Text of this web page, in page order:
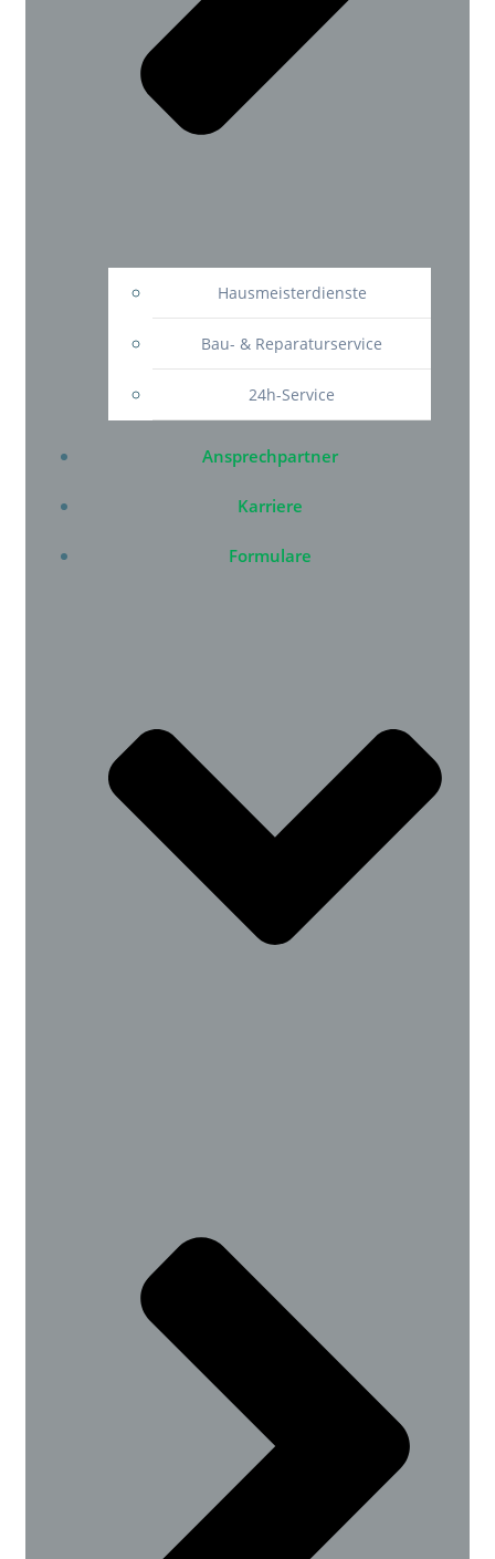
Hausmeisterdienste
Bau- & Reparaturservice
24h-Service
Ansprechpartner
Karriere
Formulare